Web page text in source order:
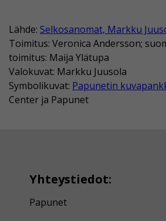
Lähde: Selkosanomat, Markku
Toimitus: Veronica Andersson;
toimitus: Maija Ylätupa
Valokuvat: Markku Juusola
Symbolikuvat: Papunetin
Center ja Papunet
Yhteystiedot:
Papunet